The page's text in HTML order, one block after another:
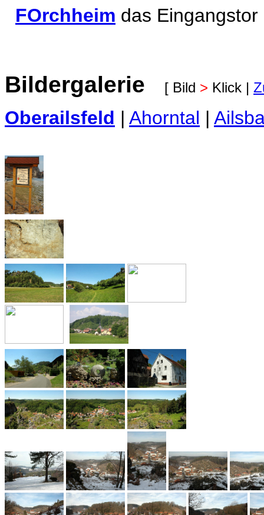
FOrchheim das
Bildergalerie [ Bild > Klick |
Oberailsfeld | Ahorntal |